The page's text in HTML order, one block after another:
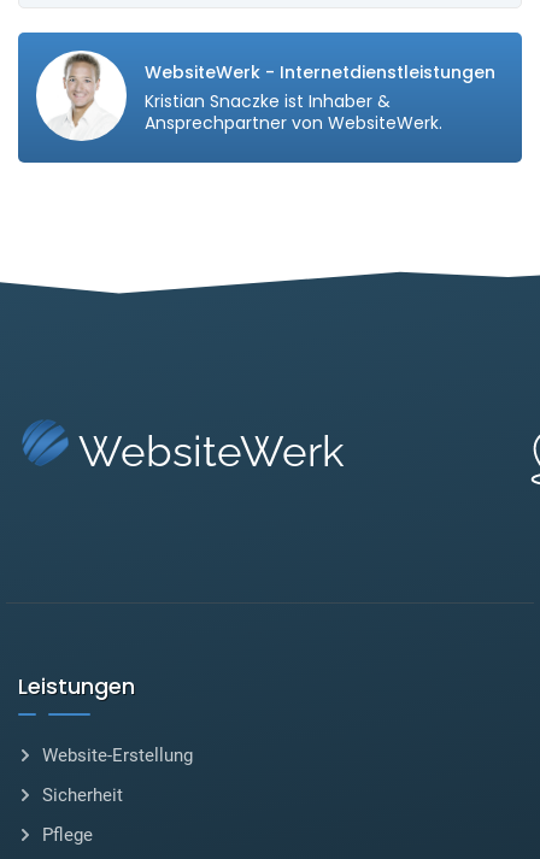
WebsiteWerk - Internetdienstleistungen
Kristian Snaczke ist Inhaber &
Ansprechpartner von WebsiteWerk.
WebsiteWerk
Leistungen
Website-Erstellung
Sicherheit
Pflege